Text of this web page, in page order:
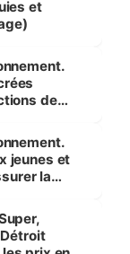
et
de
jeunes et
la